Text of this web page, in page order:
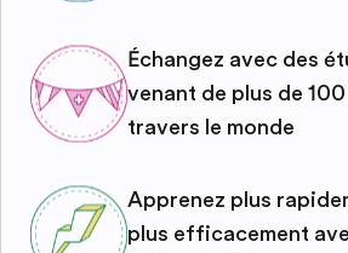
Échangez avec des
venant de plus de
travers le monde
Apprenez plus
plus efficacement